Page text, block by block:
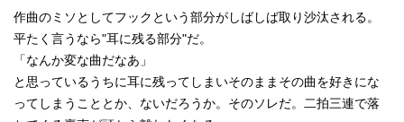
作曲のミソとしてフックという部分がしばしば取り沙汰される。
平たく言うなら"耳に残る部分"だ。
「なんか変な曲だなあ」
と思っているうちに耳に残ってしまいそのままその曲を好きにな
ってしまうこととか、ないだろうか。そのソレだ。二拍三連で落